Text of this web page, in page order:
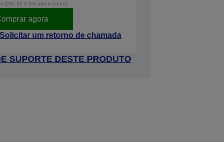
(251,99 € IVA não incluído)
agora
Solicitar um retorno de chamada
SUPORTE DESTE PRODUTO